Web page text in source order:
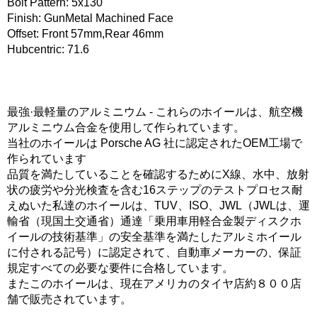
Bolt Pattern: 5x130
Finish: GunMetal Machined Face
Offset: Front 57mm,Rear 46mm
Hubcentric: 71.6
最強·最軽量のアルミニウム - これらのホイールは、航空機
アルミニウム合金を使用して作られています。
当社のホイールは Porsche AG 社に認定されたOEM工場で
作られています
品質を満たしていることを確認するためにX線、水中、放射
状の疲労や分光検査を含む16ステップのテストプロセス耐
えぬいた私達のホイールは、TUV、ISO、JWL（JWLは、運
輸省（現国土交通省）通達「乗用車用軽合金製ディスクホ
イールの技術基準」の安全基準を満たしたアルミホイール
に付される記号）に認定されて、自動車メーカーの、保証
規定すべての必要な要件に合格しています。
またこのホイールは、現在アメリカのタイヤ店約８００店
舗で販売されています。